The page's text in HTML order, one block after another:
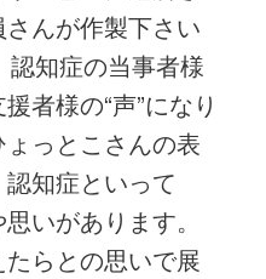
んが作製下さい
認知症の当事者様
者様の“声”になり
っとこさんの表
知症といって
いがあります。
らとの思いで展